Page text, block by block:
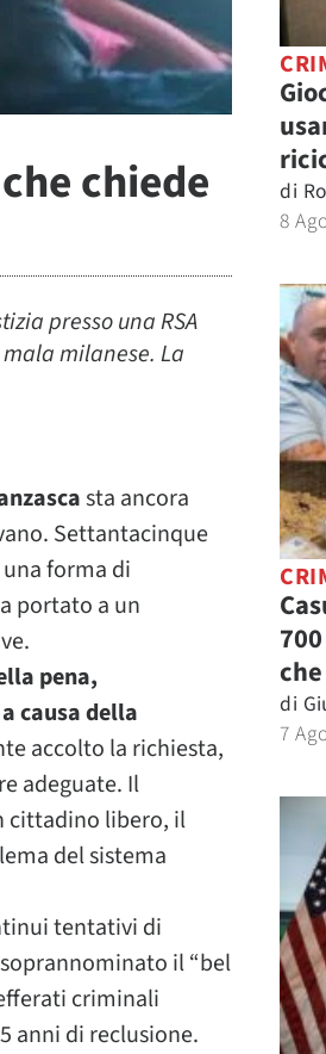
chiede
presso una RSA
milanese. La
sta ancora
Settantacinque
forma di
portato a un
pena,
causa della
accolto la richiesta,
adeguate. Il
cittadino libero, il
del sistema
tentativi di
il “bel
criminali
anni di reclusione.
di
8
di
7